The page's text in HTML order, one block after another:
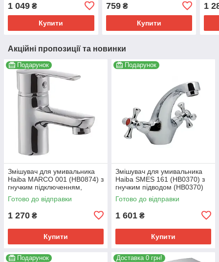
(EP0084)
1 049 ₴
Купити
(CR0082)
759₴
Купити
1
Акційні пропозиції та новинки
Подарунок
Змішувач для умивальника
Haiba MARCO 001 (HB0874) з
гнучким підключенням,
хромований (HB0874)
Готово до відправки
1 270 ₴
Купити
Подарунок
Змішувач для умивальника
Haiba SMES 161 (HB0370) з
гнучким підводом (HB0370)
Готово до відправки
1 601 ₴
Купити
Подарунок
Доставка 0 грн!